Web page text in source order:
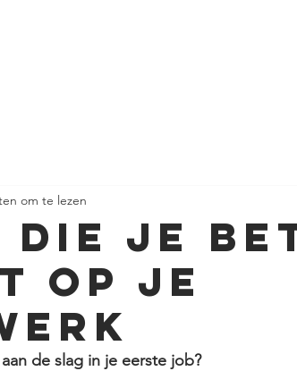
die je
op je
om te lezen
de slag in je eerste job?